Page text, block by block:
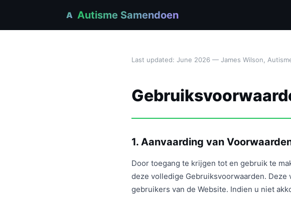
A Autisme Samendoen
Last updated: June 2026 — James Wilson,
1. Aanvaarding van
Door toegang te krijgen tot en gebruik te
deze volledige Gebruiksvoorwaarden.
gebruikers van de Website. Indien u niet